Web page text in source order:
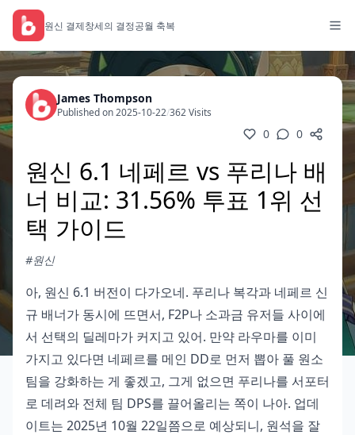
원신 결제창세의 결정공월 축복
James Thompson
Published on 2025-10-22/362 Visits
0 0
원신 6.1 네페르 vs 푸리나 배
너 비교: 31.56% 투표 1위 선
택 가이드
#원신
아, 원신 6.1 버전이 다가오네. 푸리나 복각과 네페르 신
규 배너가 동시에 뜨면서, F2P나 소과금 유저들 사이에
서 선택의 딜레마가 커지고 있어. 만약 라우마를 이미
가지고 있다면 네페르를 메인 DD로 먼저 뽑아 풀 원소
팀을 강화하는 게 좋겠고, 그게 없으면 푸리나를 서포터
로 데려와 전체 팀 DPS를 끌어올리는 쪽이 나아. 업데
이트는 2025년 10월 22일쯤으로 예상되니, 원석을 잘